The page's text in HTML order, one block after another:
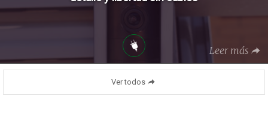
Leer más
Ver todos